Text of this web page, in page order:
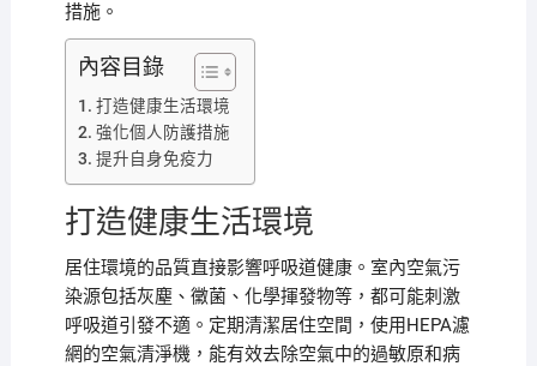
措施。
內容目錄
打造健康生活環境
強化個人防護措施
提升自身免疫力
打造健康生活環境
居住環境的品質直接影響呼吸道健康。室內空氣污
染源包括灰塵、黴菌、化學揮發物等，都可能刺激
呼吸道引發不適。定期清潔居住空間，使用HEPA濾
網的空氣清淨機，能有效去除空氣中的過敏原和病